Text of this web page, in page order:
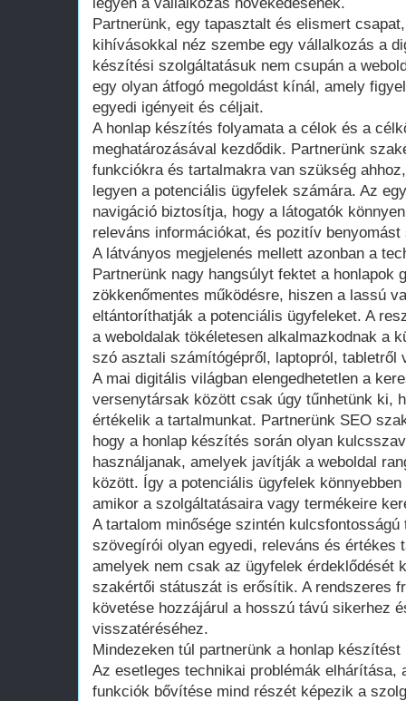
Partnerünk, egy tapasztalt és elismert
kihívásokkal néz szembe egy vállalkozás a
készítési szolgáltatásuk nem csupán a
egy olyan átfogó megoldást kínál, amely
egyedi igényeit és céljait.
A honlap készítés folyamata a célok és a
meghatározásával kezdődik. Partnerünk
funkciókra és tartalmakra van szükség
legyen a potenciális ügyfelek számára. Az
navigáció biztosítja, hogy a látogatók
releváns információkat, és pozitív
A látványos megjelenés mellett azonban a
Partnerünk nagy hangsúlyt fektet a honlapok
zökkenőmentes működésre, hiszen a lassú
eltántoríthatják a potenciális ügyfeleket. A
a weboldalak tökéletesen alkalmazkodnak a
szó asztali számítógépről, laptopról, tabletről
A mai digitális világban elengedhetetlen a
versenytársak között csak úgy tűnhetünk ki,
értékelik a tartalmunkat. Partnerünk SEO
hogy a honlap készítés során olyan
használjanak, amelyek javítják a weboldal
között. Így a potenciális ügyfelek
amikor a szolgáltatásaira vagy termékeire
A tartalom minősége szintén
szövegírói olyan egyedi, releváns és értékes
amelyek nem csak az ügyfelek érdeklődését
szakértői státuszát is erősítik. A rendszeres
követése hozzájárul a hosszú távú sikerhez
visszatéréséhez.
Mindezeken túl partnerünk a honlap
Az esetleges technikai problémák
funkciók bővítése mind részét képezik a